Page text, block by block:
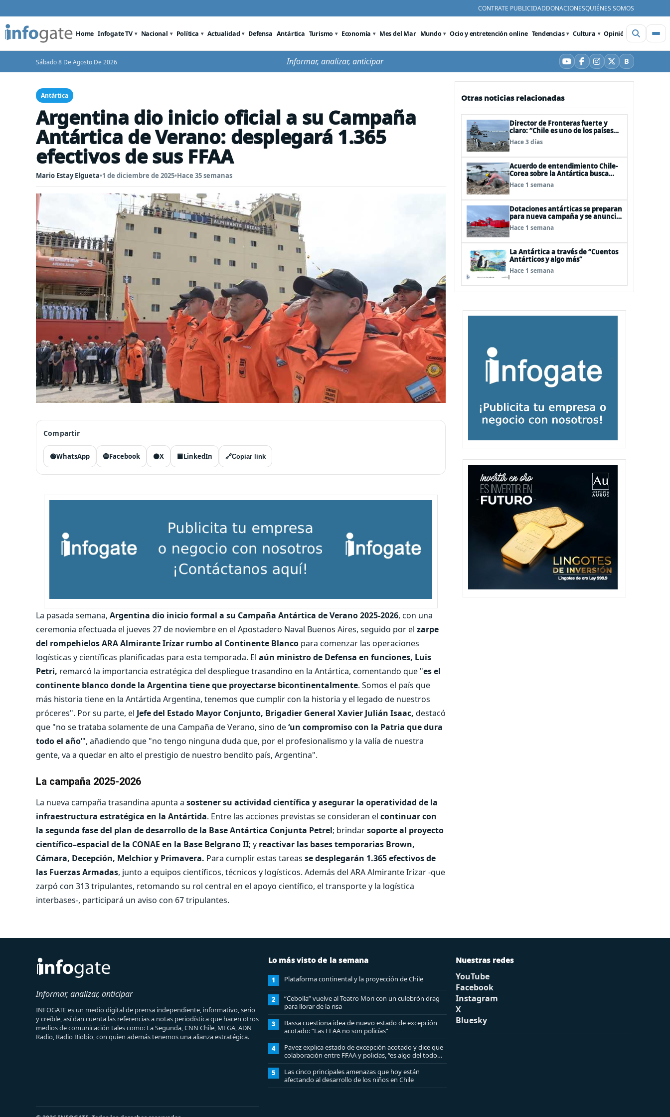
CONTRATE PUBLICIDADDONACIONESQUIÉNES SOMOS
Home Infogate TV Nacional Política Actualidad Defensa Antártica Turismo Economía Mes del Mar Mundo Ocio y entretención online Tendencias Cultura Opinión Videos
Sábado 8 De Agosto De 2026 Informar, analizar, anticipar YouTube
Facebook
Instagram
X BBluesky
Antártica
Argentina dio inicio oficial a su Campaña
Antártica de Verano: desplegará 1.365
efectivos de sus FFAA
Mario Estay Elgueta•1 de diciembre de 2025•Hace 35 semanas
Compartir
🟢WhatsApp 🔵Facebook ⚫X 🟦LinkedIn 🔗Copiar link
La pasada semana, Argentina dio inicio formal a su Campaña Antártica de Verano 2025-2026, con una
ceremonia efectuada el jueves 27 de noviembre en el Apostadero Naval Buenos Aires, seguido por el zarpe
del rompehielos ARA Almirante Irízar rumbo al Continente Blanco para comenzar las operaciones
logísticas y científicas planificadas para esta temporada. El aún ministro de Defensa en funciones, Luis
Petri, remarcó la importancia estratégica del despliegue trasandino en la Antártica, comentando que "es el
continente blanco donde la Argentina tiene que proyectarse bicontinentalmente. Somos el país que
más historia tiene en la Antártida Argentina, tenemos que cumplir con la historia y el legado de nuestros
próceres". Por su parte, el Jefe del Estado Mayor Conjunto, Brigadier General Xavier Julián Isaac, destacó
que "no se trataba solamente de una Campaña de Verano, sino de‘un compromiso con la Patria que dura
todo el año’", añadiendo que "no tengo ninguna duda que, por el profesionalismo y la valía de nuestra
gente, va a quedar en alto el prestigio de nuestro bendito país, Argentina".
La campaña 2025-2026
La nueva campaña trasandina apunta a sostener su actividad científica y asegurar la operatividad de la
infraestructura estratégica en la Antártida. Entre las acciones previstas se consideran el continuar con
la segunda fase del plan de desarrollo de la Base Antártica Conjunta Petrel; brindarsoporte al proyecto
científico–espacial de la CONAE en la Base Belgrano II; y reactivar las bases temporarias Brown,
Cámara, Decepción, Melchior y Primavera. Para cumplir estas tareas se desplegarán 1.365 efectivos de
las Fuerzas Armadas, junto a equipos científicos, técnicos y logísticos. Además del ARA Almirante Irízar -que
zarpó con 313 tripulantes, retomando su rol central en el apoyo científico, el transporte y la logística
interbases-, participará un aviso con 67 tripulantes.
Otras noticias relacionadas
Director de Fronteras fuerte y
claro: “Chile es uno de los países
que mejor derechos tiene para
sustentar una reclamación de
Hace 3 días
Acuerdo de entendimiento Chile-
Corea sobre la Antártica busca
impulsar la investigación
científica
Hace 1 semana
Dotaciones antárticas se preparan
para nueva campaña y se anuncia
visita de Pdte Kast y su gabinete al
continente blanco
Hace 1 semana
La Antártica a través de “Cuentos
Antárticos y algo más”
Hace 1 semana
Informar, analizar, anticipar
INFOGATE es un medio digital de prensa independiente, informativo, serio
y creíble, así dan cuenta las referencias a notas periodística que hacen otros
medios de comunicación tales como: La Segunda, CNN Chile, MEGA, ADN
Radio, Radio Biobio, con quien además tenemos una alianza estratégica.
Lo más visto de la semana
1 Plataforma continental y la proyección de Chile
2
“Cebolla” vuelve al Teatro Mori con un culebrón drag
para llorar de la risa
3
Bassa cuestiona idea de nuevo estado de excepción
acotado: “Las FFAA no son policías”
4
Pavez explica estado de excepción acotado y dice que
colaboración entre FFAA y policías, “es algo del todo
pertinente analizar”
5
Las cinco principales amenazas que hoy están
afectando al desarrollo de los niños en Chile
Nuestras redes
YouTube
Facebook
Instagram
X
Bluesky